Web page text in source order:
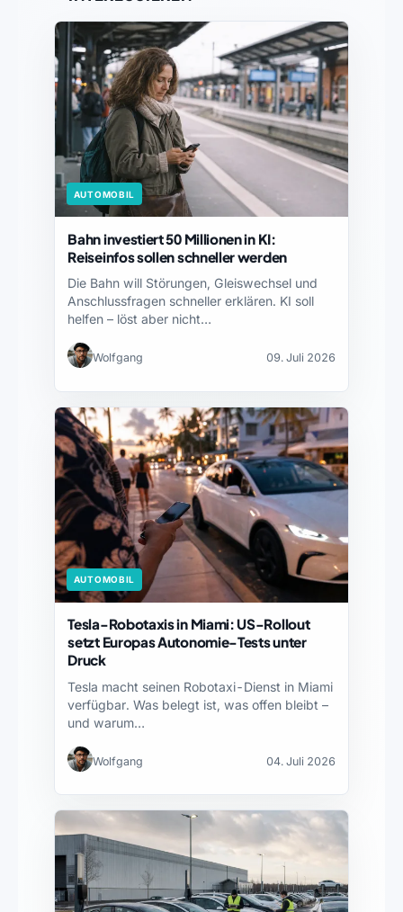
AUTOMOBIL
Bahn investiert 50 Millionen in KI:
Reiseinfos sollen schneller werden
Die Bahn will Störungen, Gleiswechsel und
Anschlussfragen schneller erklären. KI soll
helfen – löst aber nicht…
Wolfgang 09. Juli 2026
AUTOMOBIL
Tesla-Robotaxis in Miami: US-Rollout
setzt Europas Autonomie-Tests unter
Druck
Tesla macht seinen Robotaxi-Dienst in Miami
verfügbar. Was belegt ist, was offen bleibt –
und warum…
Wolfgang 04. Juli 2026